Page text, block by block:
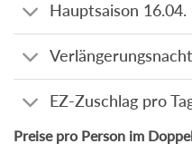
Hauptsaison 16.04.
EZ-Zuschlag pro
Preise pro Person im